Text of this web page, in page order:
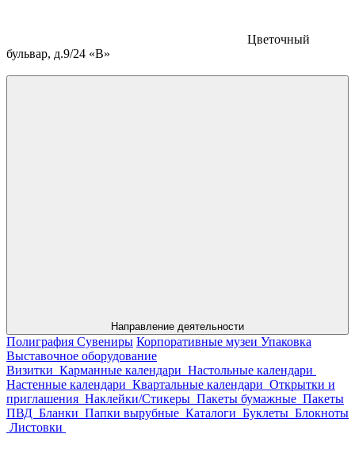
Цветочный
бульвар, д.9/24 «В»
Направление деятельности
Полиграфия Сувениры Корпоративные музеи Упаковка
Выставочное оборудование
Визитки Карманные календари Настольные календари
Настенные календари Квартальные календари Открытки и
приглашения Наклейки/Стикеры Пакеты бумажные Пакеты
ПВД Бланки Папки вырубные Каталоги Буклеты Блокноты
Листовки